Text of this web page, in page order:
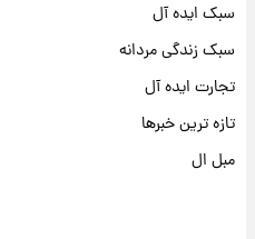
آل
مردانه
آل
خبرها